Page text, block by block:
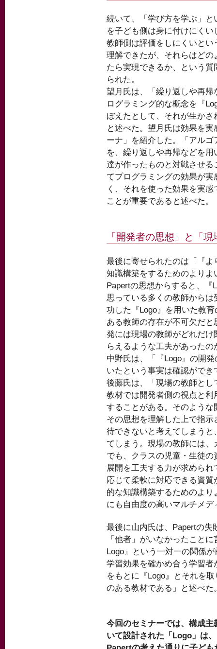
続いて、「学び方を学ぶ」と
を子ども側は身に付けにくい
教師側は評価をしにくいとい
理解できたが、それらはどの
たら実現できるか、という質
られた。
望月氏は、「繰り返しや再帰
ログラミング的な概念を『
ぼえたとして、それが生か
と述べた。望月氏は効果を
ーナ」を紹介した。「アル
を、繰り返しや再帰などを
達が作ったものと対戦させ
てプログラミングの効果が
く、それを使った効果を実
ことが重要であると述べた。
「開発者の思想」と「
最後に寄せられたのは「『
知識構築をするためのより
Papertの思想からすると、『
思っている多くの教師から
功した『Logo』を用いた教
ある教師の存在が不可欠だ
発には現場の教師がどれだ
らえるような工夫があった
中野氏は、「『Logo』の開
いたという事実は確認がで
後藤氏は、「現場の教師と
教材では開発者側の視点と
することがある。そのよう
その思想を理解した上で指
待できないと考えてしまう
てしまう。現場の教師には
でも、クラスの児童・生徒
展開を工夫する力が求めら
応じて柔軟に対応できる資
的な知識構築するためのよ
にも自由度の高いマルチメ
最後に山内氏は、Papertの
「他者」がいなかったこと
Logo』という一対一の関係
学習効果を確かめ合う学習
をもとに『Logo』とそれを
のある教材である」と述べた
今回のセミナーでは、構成主
いて設計された「Logo」は